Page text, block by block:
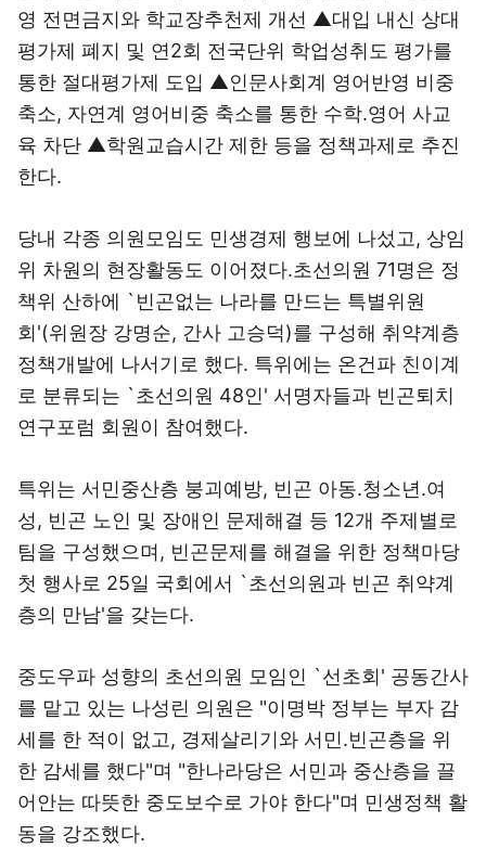
영 전면금지와 학교장추천제 개선 ▲대입 내신 상대
평가제 폐지 및 연2회 전국단위 학업성취도 평가를
통한 절대평가제 도입 ▲인문사회계 영어반영 비중
축소, 자연계 영어비중 축소를 통한 수학.영어 사교
육 차단 ▲학원교습시간 제한 등을 정책과제로 추진
한다.
당내 각종 의원모임도 민생경제 행보에 나섰고, 상임
위 차원의 현장활동도 이어졌다.초선의원 71명은 정
책위 산하에 `빈곤없는 나라를 만드는 특별위원
회'(위원장 강명순, 간사 고승덕)를 구성해 취약계층
정책개발에 나서기로 했다. 특위에는 온건파 친이계
로 분류되는 `초선의원 48인' 서명자들과 빈곤퇴치
연구포럼 회원이 참여했다.
특위는 서민중산층 붕괴예방, 빈곤 아동.청소년.여
성, 빈곤 노인 및 장애인 문제해결 등 12개 주제별로
팀을 구성했으며, 빈곤문제를 해결을 위한 정책마당
첫 행사로 25일 국회에서 `초선의원과 빈곤 취약계
층의 만남'을 갖는다.
중도우파 성향의 초선의원 모임인 `선초회' 공동간사
를 맡고 있는 나성린 의원은 "이명박 정부는 부자 감
세를 한 적이 없고, 경제살리기와 서민.빈곤층을 위
한 감세를 했다"며 "한나라당은 서민과 중산층을 끌
어안는 따뜻한 중도보수로 가야 한다"며 민생정책 활
동을 강조했다.